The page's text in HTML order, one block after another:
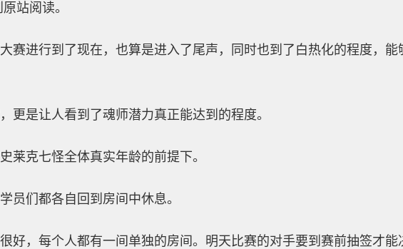
站阅读。
赛进行到了现在，也算是进入了尾声，同时也到了白热化的程度，能
更是让人看到了魂师潜力真正能达到的程度。
莱克七怪全体真实年龄的前提下。
员们都各自回到房间中休息。
好，每个人都有一间单独的房间。明天比赛的对手要到赛前抽签才能